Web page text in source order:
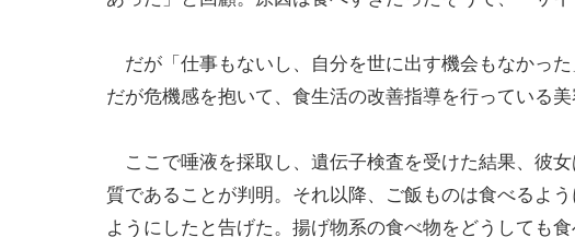
だが「仕事もないし、自分を世に出す機会もなかっ
だが危機感を抱いて、食生活の改善指導を行っている美
ここで唾液を採取し、遺伝子検査を受けた結果、彼
質であることが判明。それ以降、ご飯ものは食べるよ
ようにしたと告げた。揚げ物系の食べ物をどうしても